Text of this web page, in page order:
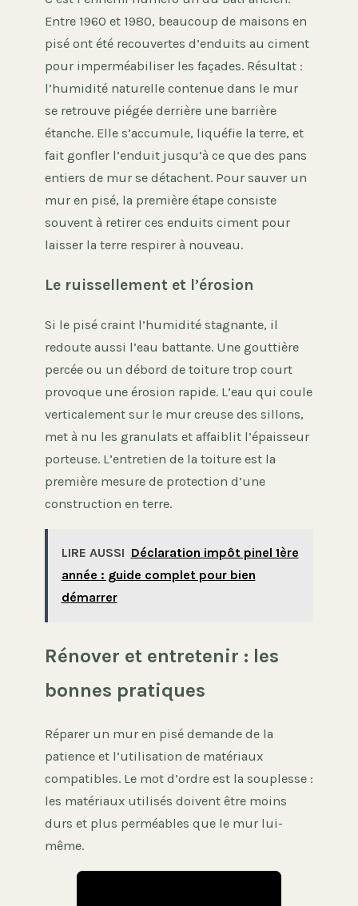
Entre 1960 et 1980, beaucoup de maisons en
pisé ont été recouvertes d’enduits au ciment
pour imperméabiliser les façades. Résultat :
l’humidité naturelle contenue dans le mur
se retrouve piégée derrière une barrière
étanche. Elle s’accumule, liquéfie la terre, et
fait gonfler l’enduit jusqu’à ce que des pans
entiers de mur se détachent. Pour sauver un
mur en pisé, la première étape consiste
souvent à retirer ces enduits ciment pour
laisser la terre respirer à nouveau.
Le ruissellement et l’érosion
Si le pisé craint l’humidité stagnante, il
redoute aussi l’eau battante. Une gouttière
percée ou un débord de toiture trop court
provoque une érosion rapide. L’eau qui coule
verticalement sur le mur creuse des sillons,
met à nu les granulats et affaiblit l’épaisseur
porteuse. L’entretien de la toiture est la
première mesure de protection d’une
construction en terre.
LIRE AUSSI Déclaration impôt pinel 1ère
année : guide complet pour bien
démarrer
Rénover et entretenir : les
bonnes pratiques
Réparer un mur en pisé demande de la
patience et l’utilisation de matériaux
compatibles. Le mot d’ordre est la souplesse :
les matériaux utilisés doivent être moins
durs et plus perméables que le mur lui-
même.